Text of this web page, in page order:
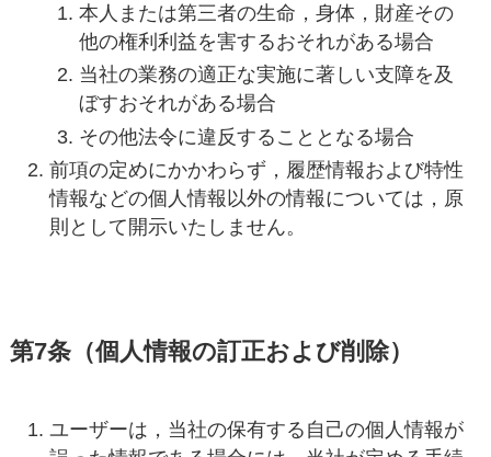
本人または第三者の生命，身体，財産その
他の権利利益を害するおそれがある場合
当社の業務の適正な実施に著しい支障を及
ぼすおそれがある場合
その他法令に違反することとなる場合
前項の定めにかかわらず，履歴情報および特性
情報などの個人情報以外の情報については，原
則として開示いたしません。
第7条（個人情報の訂正および削除）
ユーザーは，当社の保有する自己の個人情報が